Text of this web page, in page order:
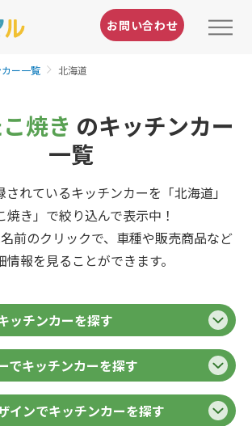
お問い合わせ
ー一覧 北海道
焼き のキッチンカー
一覧
れているキッチンカーを「北海道」
焼き」で絞り込んで表示中！
前のクリックで、車種や販売商品など
情報を見ることができます。
ッチンカーを探す
でキッチンカーを探す
インでキッチンカーを探す